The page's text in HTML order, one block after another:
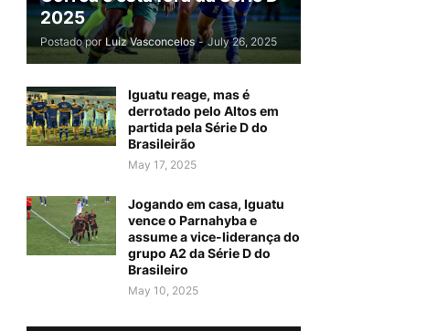
2025
Postado por Luiz Vasconcelos - July 26, 2025
Iguatu reage, mas é
derrotado pelo Altos em
partida pela Série D do
Brasileirão
May 17, 2025
Jogando em casa, Iguatu
vence o Parnahyba e
assume a vice-liderança do
grupo A2 da Série D do
Brasileiro
May 10, 2025